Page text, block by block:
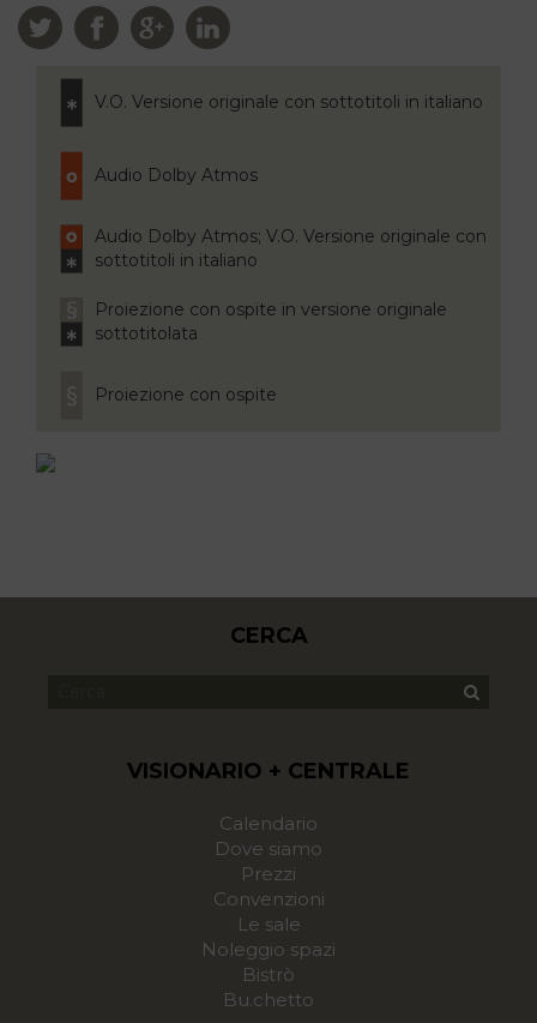
V.O. Versione originale con sottotitoli in italiano
Audio Dolby Atmos
Audio Dolby Atmos; V.O. Versione originale con
sottotitoli in italiano
Proiezione con ospite in versione originale
sottotitolata
Proiezione con ospite
CERCA
VISIONARIO + CENTRALE
Calendario
Dove siamo
Prezzi
Convenzioni
Le sale
Noleggio spazi
Bistrò
Bu.chetto